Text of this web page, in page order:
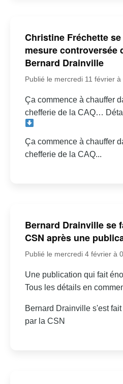
Christine Fréchette
mesure controversée
Bernard Drainville
Publié le mercredi 11 février à
Ça commence à chauffer
chefferie de la CAQ…
Ça commence à chauffer
chefferie de la CAQ...
Bernard Drainville se
CSN après une
Publié le mercredi 4 février à
Une publication qui fait
Tous les détails en
Bernard Drainville s'est
par la CSN